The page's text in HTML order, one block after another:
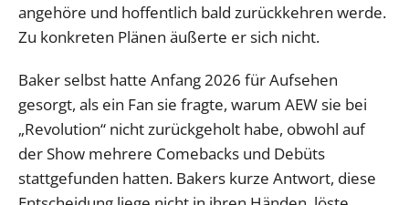
angehöre und hoffentlich bald zurückkehren werde.
Zu konkreten Plänen äußerte er sich nicht.
Baker selbst hatte Anfang 2026 für Aufsehen
gesorgt, als ein Fan sie fragte, warum AEW sie bei
„Revolution“ nicht zurückgeholt habe, obwohl auf
der Show mehrere Comebacks und Debüts
stattgefunden hatten. Bakers kurze Antwort, diese